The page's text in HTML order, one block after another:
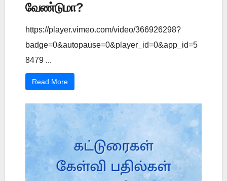
வேண்டுமா?
https://player.vimeo.com/video/366926298?
badge=0&autopause=0&player_id=0&app_id=5
8479 ...
Read More